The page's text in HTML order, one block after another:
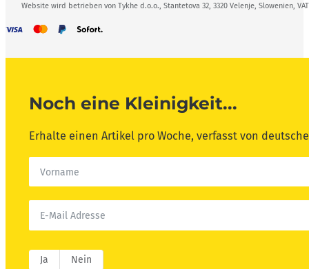
Website wird betrieben von Tykhe d.o.o., Stantetova 32, 3320 Velenje, Slowenien,
Noch eine Kleinigkeit...
Erhalte einen Artikel pro Woche, verfasst von
Ja Nein